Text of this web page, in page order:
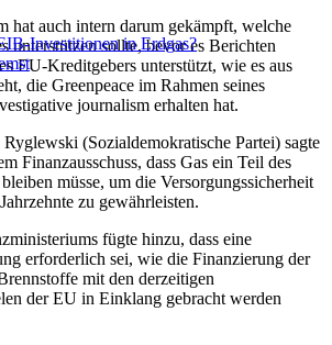
Investitionen in Erdgas?
hat auch intern darum gekämpft, welche
unterstützen sollte, bevor es Berichten
EU-Kreditgebers unterstützt, wie es aus
die Greenpeace im Rahmen seines
journalism erhalten hat.
Ryglewski (Sozialdemokratische Partei) sagte
Finanzausschuss, dass Gas ein Teil des
müsse, um die Versorgungssicherheit
zu gewährleisten.
fügte hinzu, dass eine
erforderlich sei, wie die Finanzierung der
mit den derzeitigen
der EU in Einklang gebracht werden